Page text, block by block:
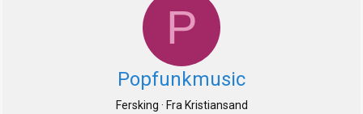
P
Popfunkmusic
Fersking · Fra Kristiansand